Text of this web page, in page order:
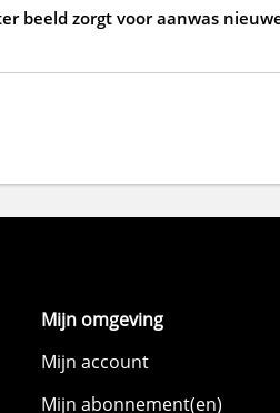
beeld zorgt voor aanwas
Mijn omgeving
Mijn account
Mijn abonnement(en)